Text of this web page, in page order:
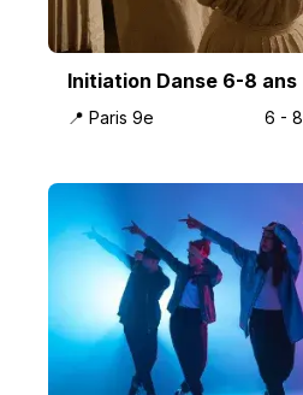
Initiation Danse 6-8 ans
📍 Paris 9e 6 - 8